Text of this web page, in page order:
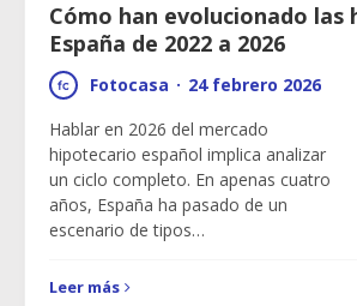
Cómo han evolucionado las
España de 2022 a 2026
Fotocasa · 24 febrero 2026
Hablar en 2026 del mercado
hipotecario español implica analizar
un ciclo completo. En apenas cuatro
años, España ha pasado de un
escenario de tipos…
Leer más